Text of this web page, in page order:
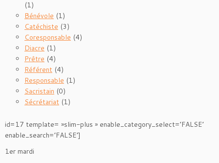
(1)
Bénévole (1)
Catéchiste (3)
Coresponsable (4)
Diacre (1)
Prêtre (4)
Référent (4)
Responsable (1)
Sacristain (0)
Sécrétariat (1)
id=17 template= »slim-plus » enable_category_select=’FALSE’
enable_search=’FALSE’]
1er mardi